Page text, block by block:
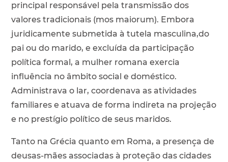
principal responsável pela transmissão dos
valores tradicionais (mos maiorum). Embora
juridicamente submetida à tutela masculina,do
pai ou do marido, e excluída da participação
política formal, a mulher romana exercia
influência no âmbito social e doméstico.
Administrava o lar, coordenava as atividades
familiares e atuava de forma indireta na projeção
e no prestígio político de seus maridos.
Tanto na Grécia quanto em Roma, a presença de
deusas-mães associadas à proteção das cidades